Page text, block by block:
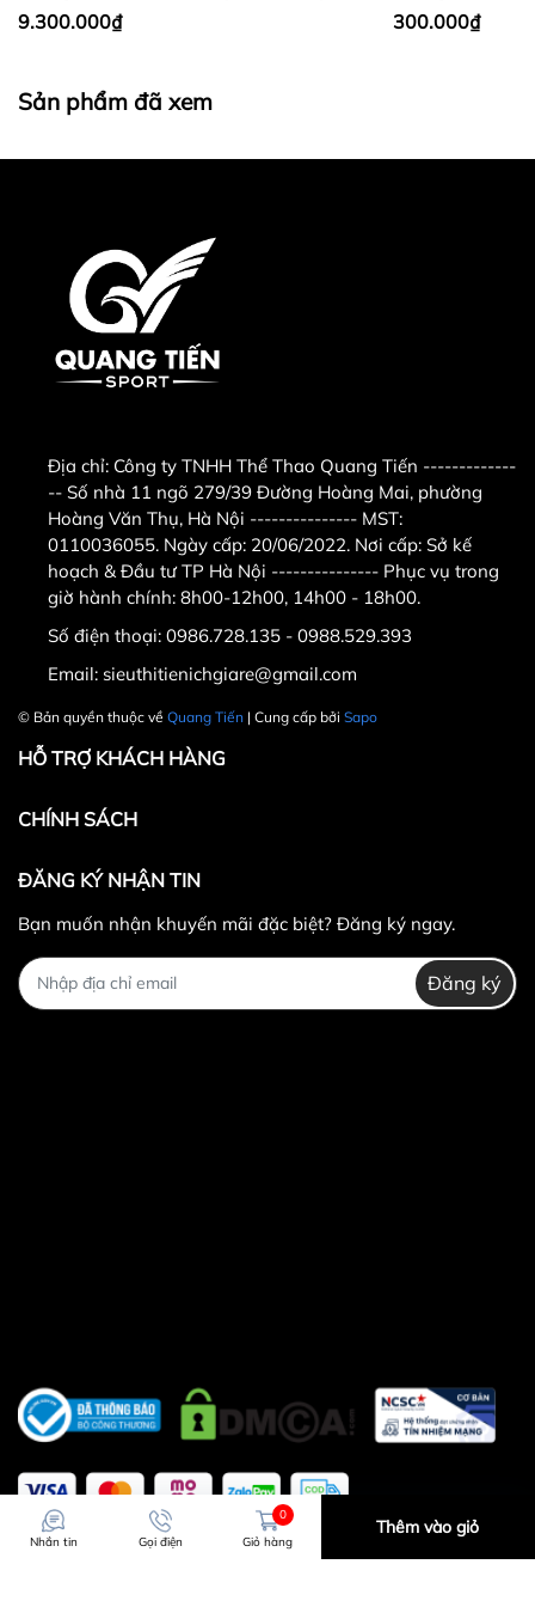
thoại :0986.728.135 -
sáng 8h-11h30, chiều từ
14h-
16h)0989.869.855
zalo ( gọi ngoài giờ hành
18h trờ đi và ngày chủ
nhật - Email :
sieuthitienichgiare@gmail
.com
Khách hàng ở tỉnh xa mua
hàng vui lòng cọc trước ít
tiền vận chuyển hoặc
chuyển khoản
khẩu (giá theo set 2.5 - 25kg)
9.300.000₫
khẩu (giá 1 cặp)
300.000₫
Sản phẩm đã xem
Địa chỉ: Công ty TNHH Thể Thao Quang Tiến -------------
-- Số nhà 11 ngõ 279/39 Đường Hoàng Mai, phường
Hoàng Văn Thụ, Hà Nội --------------- MST:
0110036055. Ngày cấp: 20/06/2022. Nơi cấp: Sở kế
hoạch & Đầu tư TP Hà Nội --------------- Phục vụ trong
giờ hành chính: 8h00-12h00, 14h00 - 18h00.
Số điện thoại: 0986.728.135 - 0988.529.393
Email: sieuthitienichgiare@gmail.com
© Bản quyền thuộc về Quang Tiến | Cung cấp bởi Sapo
HỖ TRỢ KHÁCH HÀNG
CHÍNH SÁCH
ĐĂNG KÝ NHẬN TIN
Bạn muốn nhận khuyến mãi đặc biệt? Đăng ký ngay.
Đăng ký
Nhắn tin Gọi điện
0
Giỏ hàng
Thêm vào giỏ